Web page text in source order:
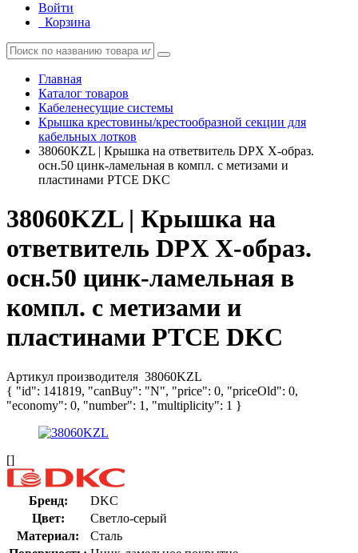
Войти
Корзина
Главная
Каталог товаров
Кабеленесущие системы
Крышка крестовины/крестообразной секции для
кабельных лотков
38060KZL | Крышка на ответвитель DPX X-образ.
осн.50 цинк-ламельная в компл. с метизами и
пластинами PTCE DKC
38060KZL | Крышка на
ответвитель DPX X-образ.
осн.50 цинк-ламельная в
компл. с метизами и
пластинами PTCE DKC
Артикул производителя 38060KZL
{ "id": 141819, "canBuy": "N", "price": 0, "priceOld": 0,
"economy": 0, "number": 1, "multiplicity": 1 }
[]
Бренд:
DKC
Цвет:
Светло-серый
Материал:
Сталь